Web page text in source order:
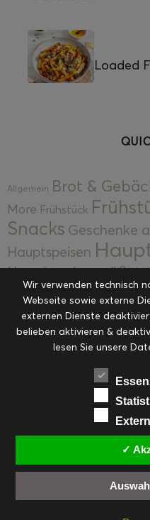
Loaded
Allgemein Brot &
More Frühstück
Snacks Geschenke
Hauptspeisen
Hauptspeisen süß
Kuchen, Torten
Desserts Kulinarik
Eingemachtes Ohne
RezepteSaisonal
Suppen, Salate &
Vorspeisen,
Weihnachten
FACEBOOK
Wir verwenden technisch
Webseite sowie externe
externen Dienste
belieben aktivieren &
lesen Sie unsere
✓